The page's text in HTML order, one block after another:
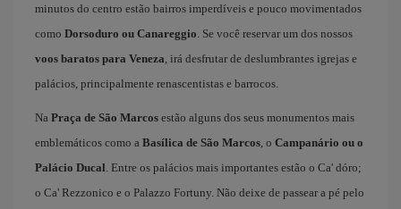
minutos do centro estão bairros imperdíveis e pouco movimentados
como Dorsoduro ou Canareggio. Se você reservar um dos nossos
voos baratos para Veneza, irá desfrutar de deslumbrantes igrejas e
palácios, principalmente renascentistas e barrocos.
Na Praça de São Marcos estão alguns dos seus monumentos mais
emblemáticos como a Basílica de São Marcos, o Campanário ou o
Palácio Ducal. Entre os palácios mais importantes estão o Ca' dóro;
o Ca' Rezzonico e o Palazzo Fortuny. Não deixe de passear a pé pelo